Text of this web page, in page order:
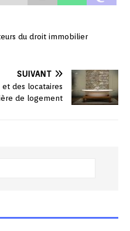
du droit immobilier
SUIVANT
des locataires
de logement